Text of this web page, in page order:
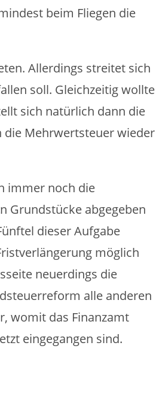
beim Fliegen die
Allerdings streitet sich
soll. Gleichzeitig wollte
sich natürlich dann die
die Mehrwertsteuer wieder
immer noch die
Grundstücke abgegeben
dieser Aufgabe
möglich
neuerdings die
alle anderen
womit das Finanzamt
eingegangen sind.